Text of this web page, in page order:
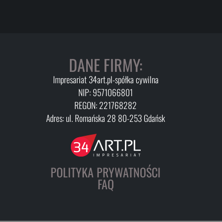
DANE FIRMY:
Impresariat 34art.pl-spółka cywilna
NIP: 9571066801
REGON: 221768282
Adres: ul. Romańska 28 80-253 Gdańsk
POLITYKA PRYWATNOŚCI
FAQ